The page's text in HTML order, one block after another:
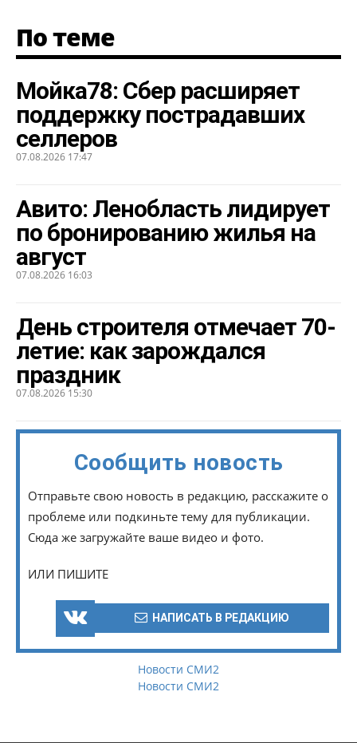
По теме
Мойка78: Сбер расширяет
поддержку пострадавших
селлеров
07.08.2026 17:47
Авито: Ленобласть лидирует
по бронированию жилья на
август
07.08.2026 16:03
День строителя отмечает 70-
летие: как зарождался
праздник
07.08.2026 15:30
Сообщить новость
Отправьте свою новость в редакцию, расскажите о
проблеме или подкиньте тему для публикации.
Сюда же загружайте ваше видео и фото.
ИЛИ ПИШИТЕ
НАПИСАТЬ В РЕДАКЦИЮ
Новости СМИ2
Новости СМИ2